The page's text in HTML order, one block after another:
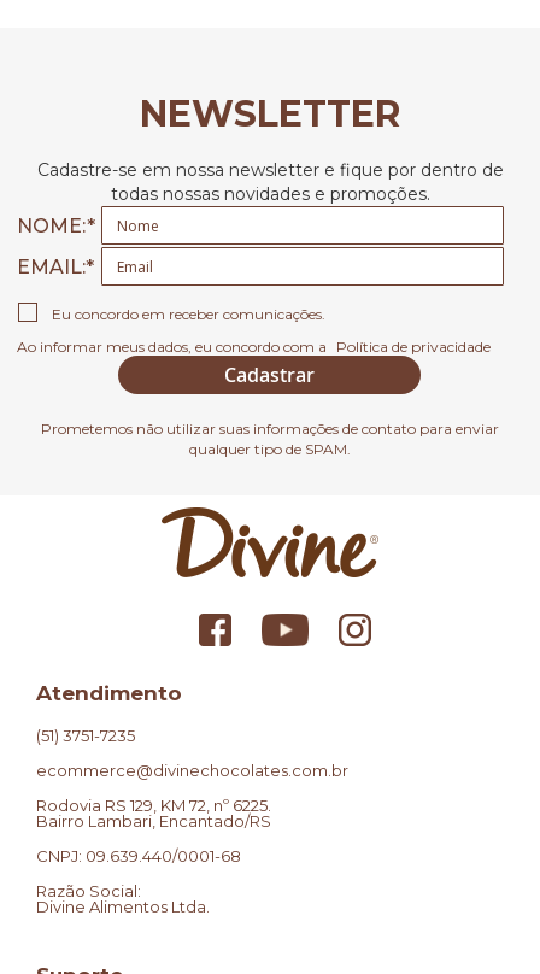
NEWSLETTER
Cadastre-se em nossa newsletter e fique por dentro de
todas nossas novidades e promoções.
NOME:
EMAIL
Eu concordo em receber comunicações.
Ao informar meus dados, eu concordo com a
Política de privacidade
Cadastrar
Prometemos não utilizar suas informações de contato para enviar
qualquer tipo de SPAM.
Atendimento
(51) 3751-7235
ecommerce@divinechocolates.com.br
Rodovia RS 129, KM 72, nº 6225.
Bairro Lambari, Encantado/RS
CNPJ: 09.639.440/0001-68
Razão Social:
Divine Alimentos Ltda.